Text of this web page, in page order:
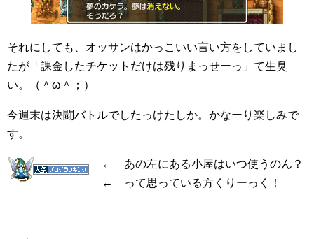
それにしても、オッサンはかっこいい言い方をしていまし
たが「課金したチケットだけは残りまっせーっ」て生臭
い。（＾ω＾；）
今週末は決闘バトルでしたっけたしか。かなーり楽しみで
す。
← あの左にある小屋はいつ使うのん？
← って思っている方くりーっく！